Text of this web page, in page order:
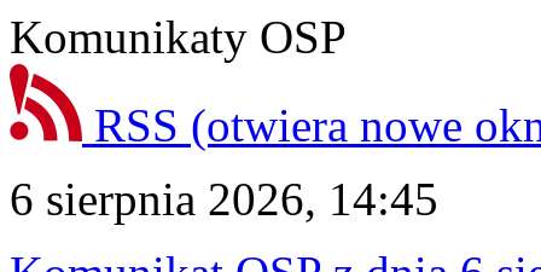
Komunikaty OSP
RSS (otwiera nowe
6 sierpnia 2026, 14:45